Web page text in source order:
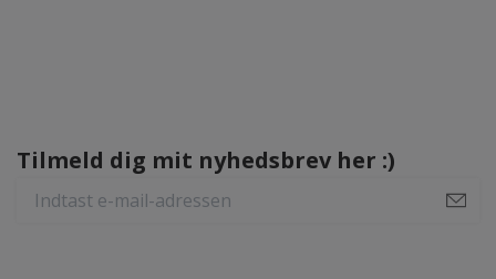
Tilmeld dig mit nyhedsbrev her :)